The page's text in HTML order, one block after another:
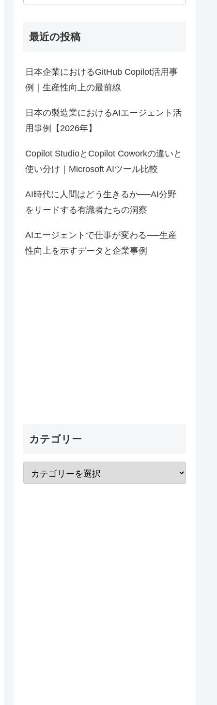
最近の投稿
日本企業におけるGitHub Copilot活用事
例｜生産性向上の最前線
日本の製造業におけるAIエージェント活
用事例【2026年】
Copilot StudioとCopilot Coworkの違いと
使い分け｜Microsoft AIツール比較
AI時代に人間はどう生きるか──AI分野
をリードする有識者たちの洞察
AIエージェントで仕事が変わる──生産
性向上を示すデータと企業事例
カテゴリー